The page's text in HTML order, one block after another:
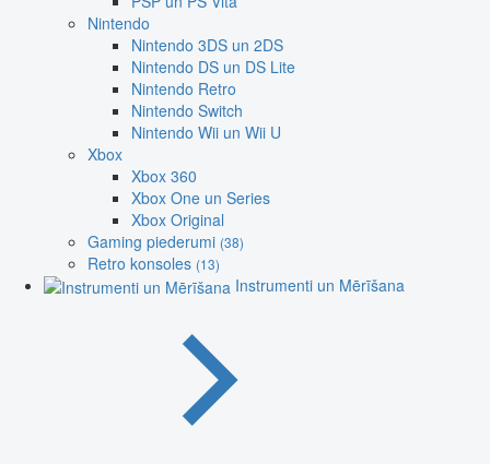
Nintendo
Nintendo 3DS un 2DS
Nintendo DS un DS Lite
Nintendo Retro
Nintendo Switch
Nintendo Wii un Wii U
Xbox
Xbox 360
Xbox One un Series
Xbox Original
Gaming piederumi (38)
Retro konsoles (13)
Instrumenti un Mērīšana